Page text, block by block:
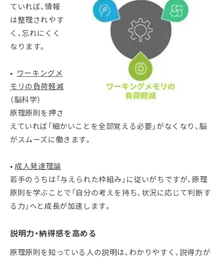
ていれば、情報
は整理されやす
く、忘れにくく
なります。
• ワーキングメ
モリの負荷軽減
（脳科学）
原理原則を押さ
えていれば「細かいことを全部覚える必要」がなくなり、脳
がスムーズに働きます。
•成人発達理論
若手のうちは「与えられた枠組み」に従いがちですが、原理
原則を学ぶことで「自分の考えを持ち、状況に応じて判断す
る力」へと成長が加速します。
説明力・納得感を高める
原理原則を知っている人の説明は、わかりやすく、説得力が